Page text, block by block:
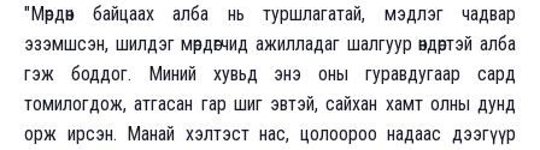
"Мөрдөн байцаах алба нь туршлагатай, мэдлэг чадвар
эзэмшсэн, шилдэг мөрдөгчид ажилладаг шалгуур өндөртэй алба
гэж боддог. Миний хувьд энэ оны гуравдугаар сард
томилогдож, атгасан гар шиг эвтэй, сайхан хамт олны дунд
орж ирсэн. Манай хэлтэст нас, цолоороо надаас дээгүүр